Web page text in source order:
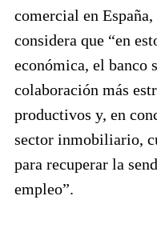
comercial en
considera que “en
económica, el banco
colaboración más
productivos y, en
sector inmobiliario,
para recuperar la
empleo”.